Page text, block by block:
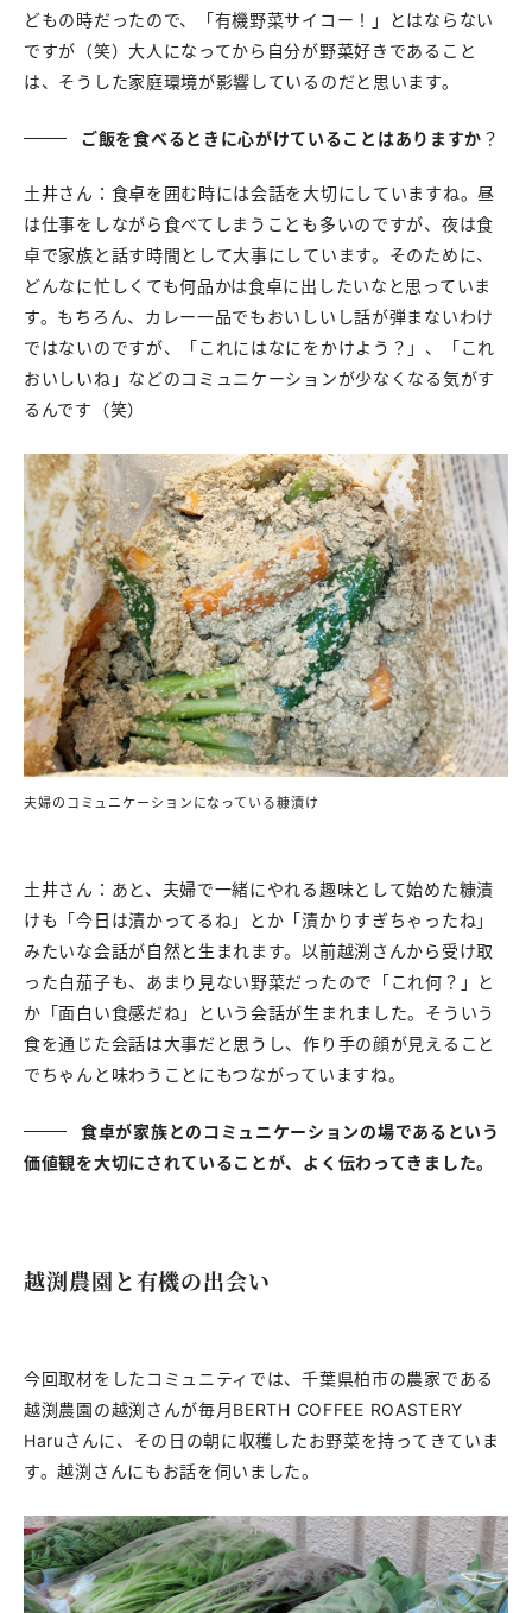
どもの時だったので、「有機野菜サイコー！」とはならない
ですが（笑）大人になってから自分が野菜好きであること
は、そうした家庭環境が影響しているのだと思います。
ご飯を食べるときに心がけていることはありますか ？
土井さん：食卓を囲む時には会話を大切にしていますね。昼
は仕事をしながら食べてしまうことも多いのですが、夜は食
卓で家族と話す時間として大事にしています。そのために、
どんなに忙しくても何品かは食卓に出したいなと思っていま
す。もちろん、カレー一品でもおいしいし話が弾まないわけ
ではないのですが、「これにはなにをかけよう？」、「これ
おいしいね」などのコミュニケーションが少なくなる気がす
るんです（笑）
夫婦のコミュニケーションになっている糠漬け
土井さん：あと、夫婦で一緒にやれる趣味として始めた糠漬
けも「今日は漬かってるね」とか「漬かりすぎちゃったね」
みたいな会話が自然と生まれます。以前越渕さんから受け取
った白茄子も、あまり見ない野菜だったので「これ何？」と
か「面白い食感だね」という会話が生まれました。そういう
食を通じた会話は大事だと思うし、作り手の顔が見えること
でちゃんと味わうことにもつながっていますね。
食卓が家族とのコミュニケーションの場であるという
価値観を大切にされていることが、よく伝わってきました。
越渕農園と有機の出会い
今回取材をしたコミュニティでは、千葉県柏市の農家である
越渕農園の越渕さんが毎月BERTH COFFEE ROASTERY
Haruさんに、その日の朝に収穫したお野菜を持ってきていま
す。越渕さんにもお話を伺いました。